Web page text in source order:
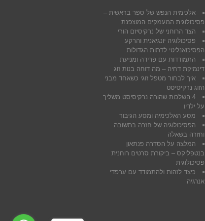
אלכימית הנפש של ספר בראשית –
פסיכולוגית המעמקים המוצפנת
הצד הרוחני של נרקיסיזם הורי
פסיכולוגיה יונגיאנית והרקע
הפסיכואנליטי לדתות הגדולות
התמודדות עם פרידה ומניעת
דינמיקת דחיה – מה דוחה בנות זוג
איך לבחור מטפל זוגי כשאחד מבני
הזוג נרקיסיסט
4 השלכות שהורה נרקיסיסט משליך
על ילדיו
מסע האלכימיה ומסע הגיבור
הפסיכולוגיה של חזרה בתשובה
וחזרה בשאלה
המלצה על הסדרה פנתאון
בנטפליקס – ביקורת סרטים רוחנית
פסיכולוגית
כיצד לזהות ולהתמודד עם ערפדי
אנרגיה